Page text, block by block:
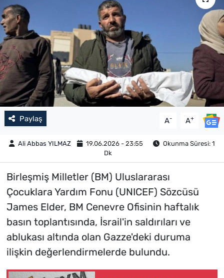
Paylaş A- A+
Ali Abbas YILMAZ 19.06.2026 - 23:55
Okunma Süresi: 1
Dk
Birleşmiş Milletler (BM) Uluslararası
Çocuklara Yardım Fonu (UNICEF) Sözcüsü
James Elder, BM Cenevre Ofisinin haftalık
basın toplantısında, İsrail'in saldırıları ve
ablukası altında olan Gazze'deki duruma
ilişkin değerlendirmelerde bulundu.